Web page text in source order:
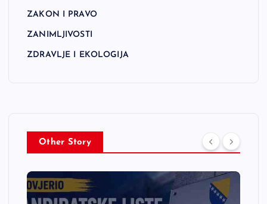
ZAKON I PRAVO
ZANIMLJIVOSTI
ZDRAVLJE I EKOLOGIJA
Other Story